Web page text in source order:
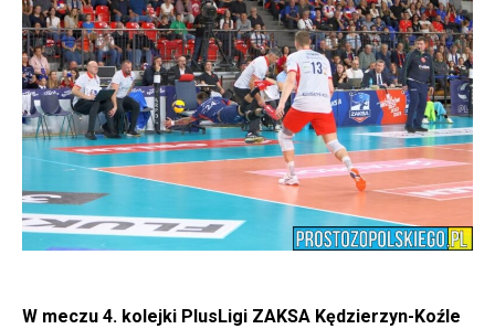
W meczu 4. kolejki PlusLigi ZAKSA Kędzierzyn-Koźle